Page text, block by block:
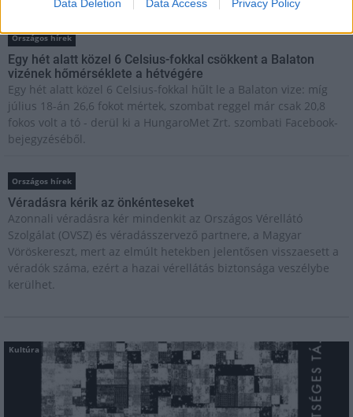
Data Deletion Data Access Privacy Policy
Országos hírek
Egy hét alatt közel 6 Celsius-fokkal csökkent a Balaton
vizének hőmérséklete a hétvégére
Egy hét alatt közel 6 Celsius-fokkal hűlt le a Balaton vize: míg
július 18-án 26,6 fokot mértek, szombat reggel már csak 20,8
fokos volt a tó - derül ki a HungaroMet Zrt. szombati Facebook-
bejegyzéséből.
Országos hírek
Véradásra kérik az önkénteseket
Azonnali véradásra kér mindenkit az Országos Vérellátó
Szolgálat (OVSZ) és véradásszervező partnere, a Magyar
Vöröskereszt, mert az elmúlt hetekben jelentősen visszaesett a
véradók száma, ezért a hazai vérellátás biztonsága veszélybe
kerülhet.
Kultúra